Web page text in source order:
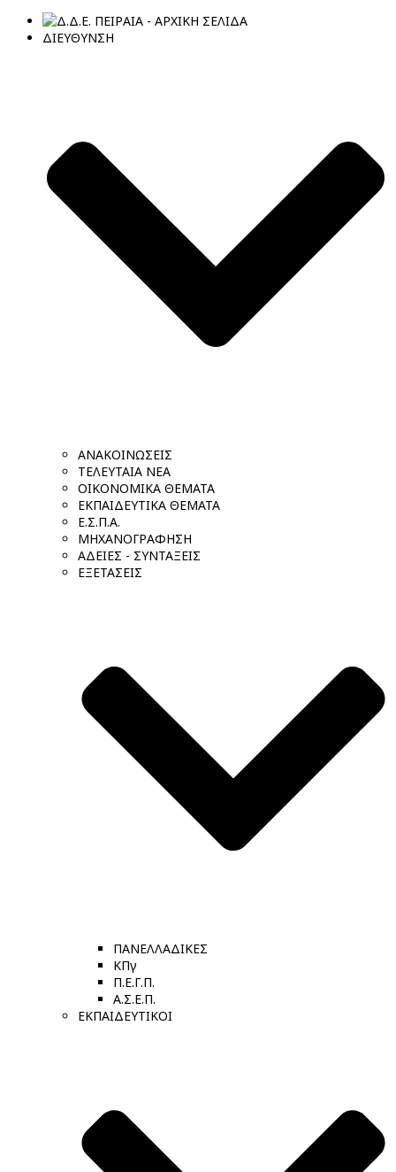
ΔΙΕΥΘΥΝΣΗ
ΑΝΑΚΟΙΝΩΣΕΙΣ
ΤΕΛΕΥΤΑΙΑ ΝΕΑ
ΟΙΚΟΝΟΜΙΚΑ ΘΕΜΑΤΑ
ΕΚΠΑΙΔΕΥΤΙΚΑ ΘΕΜΑΤΑ
Ε.Σ.Π.Α.
ΜΗΧΑΝΟΓΡΑΦΗΣΗ
ΑΔΕΙΕΣ - ΣΥΝΤΑΞΕΙΣ
ΕΞΕΤΑΣΕΙΣ
ΠΑΝΕΛΛΑΔΙΚΕΣ
ΚΠγ
Π.Ε.Γ.Π.
Α.Σ.Ε.Π.
ΕΚΠΑΙΔΕΥΤΙΚΟΙ